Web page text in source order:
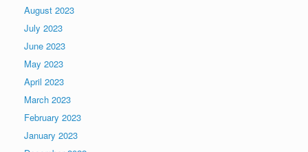
August 2023
July 2023
June 2023
May 2023
April 2023
March 2023
February 2023
January 2023